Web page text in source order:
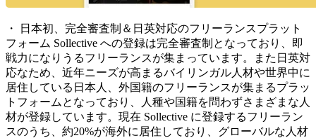
・ 日本初、完全審査制＆日英対応のフリーランスプラット
フォーム Sollective への登録は完全審査制となっており、即
戦力になりうるフリーランスが集まっています。また日英対
応なため、近年ニーズが高まるバイリンガル人材や世界中に
居住している日本人、外国籍のフリーランスが集まるプラッ
トフォームとなっており、人種や国籍を問わずさまざまな人
材が登録しています。現在 Sollective に登録するフリーラン
スのうち、約20%が海外に居住しており、グローバルな人材